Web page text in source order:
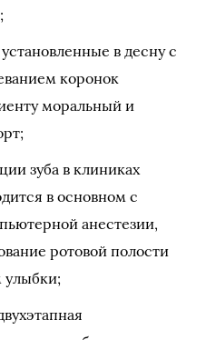
в десну с
коронок
моральный и
зуба в клиниках
в основном с
анестезии,
ротовой полости
улыбки;